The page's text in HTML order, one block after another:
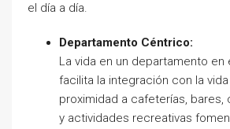
el día a día.
Departamento Céntrico:
La vida en un departamento en
facilita la integración con la vida
proximidad a cafeterías, bares,
y actividades recreativas